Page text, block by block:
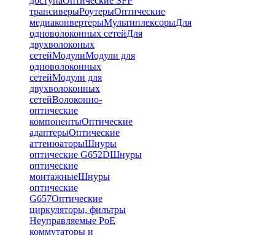
трансиверыРоутерыОптические
медиаконвертерыМультиплексорыДля
одноволоконных сетейДля
двухволоконых
сетейМодулиМодули для
одноволоконных
сетейМодули для
двухволоконных
сетейВолоконно-
оптические
компонентыОптические
адаптерыОптические
аттенюаторыШнуры
оптические G652DШнуры
оптические
монтажныеШнуры
оптические
G657Оптические
циркуляторы, фильтры
Неуправляемые PoE
коммутаторы и